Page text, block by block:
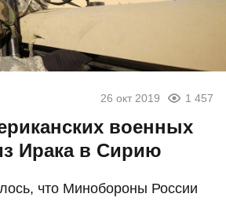
26 окт 2019 1 457
военных
Ирака в Сирию
что Минобороны России